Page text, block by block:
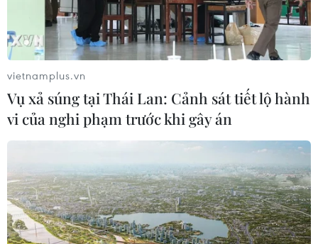
Cơ hội cho DN Việt Nam trong chính sách
ngoại thương mới của Ấn Độ
vietnamplus.vn
Vụ xả súng tại Thái Lan: Cảnh sát tiết lộ hành
vi của nghi phạm trước khi gây án